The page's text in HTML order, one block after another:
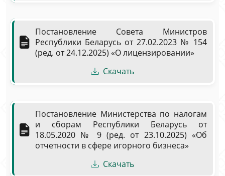
Постановление Совета Министров
Республики Беларусь от 27.02.2023 № 154
(ред. от 24.12.2025) «О лицензировании»
Скачать
Постановление Министерства по налогам
и сборам Республики Беларусь от
18.05.2020 № 9 (ред. от 23.10.2025) «Об
отчетности в сфере игорного бизнеса»
Скачать